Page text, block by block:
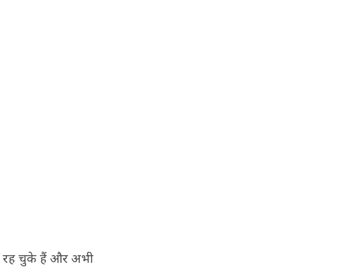
रह चुके हैं और अभी